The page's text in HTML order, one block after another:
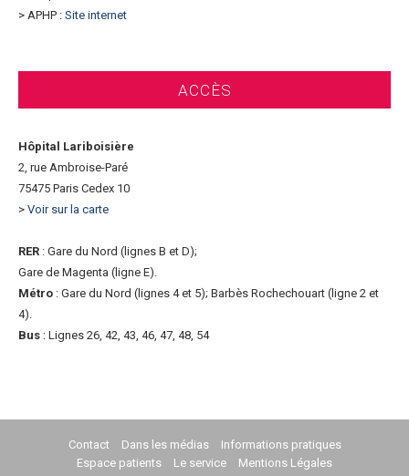
> APHP : Site internet
ACCÈS
Hôpital Lariboisière
2, rue Ambroise-Paré
75475 Paris Cedex 10
> Voir sur la carte
RER : Gare du Nord (lignes B et D);
Gare de Magenta (ligne E).
Métro : Gare du Nord (lignes 4 et 5); Barbès Rochechouart (ligne 2 et
4).
Bus : Lignes 26, 42, 43, 46, 47, 48, 54
Contact Dans les médias
Informations pratiques
Espace patients
Le service Mentions Légales